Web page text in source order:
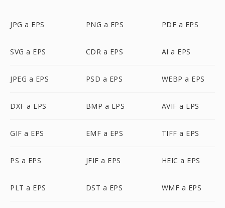
JPG a EPS PNG a EPS PDF a EPS
SVG a EPS CDR a EPS AI a EPS
JPEG a EPS PSD a EPS WEBP a EPS
DXF a EPS BMP a EPS AVIF a EPS
GIF a EPS EMF a EPS TIFF a EPS
PS a EPS JFIF a EPS HEIC a EPS
PLT a EPS DST a EPS WMF a EPS